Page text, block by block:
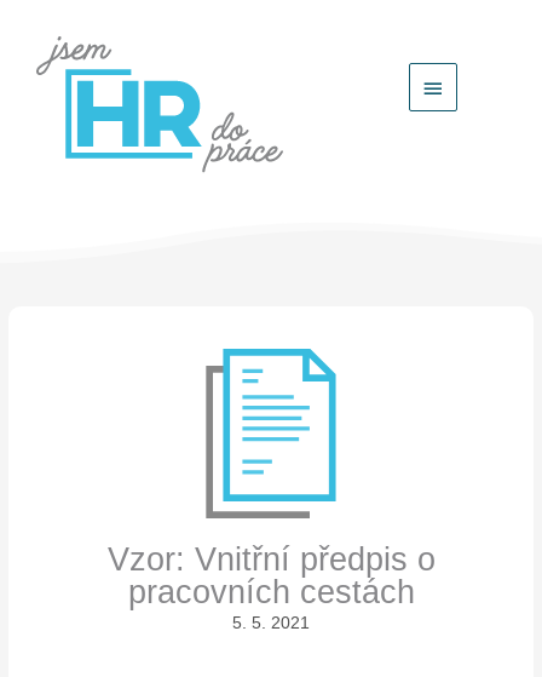
Hlavní
Vzor: Vnitřní předpis o
pracovních cestách
5. 5. 2021